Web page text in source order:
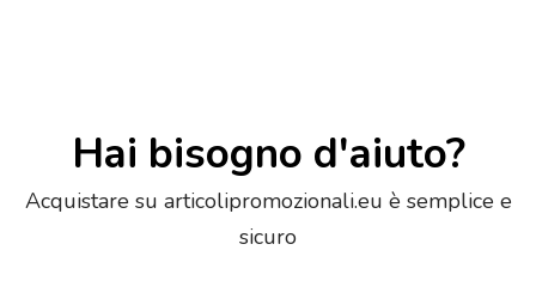
Hai bisogno d'aiuto?
Acquistare su articolipromozionali.eu è semplice e
sicuro